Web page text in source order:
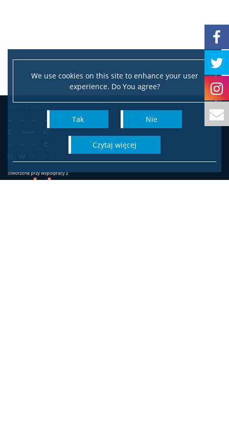
Dla mediów
We use cookies on this site to enhance your user
experience. Do You agree?
Tak Nie
czytaj więcej